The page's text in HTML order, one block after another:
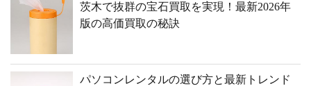
茨木で抜群の宝石買取を実現！最新2026年
版の高価買取の秘訣
パソコンレンタルの選び方と最新トレンド